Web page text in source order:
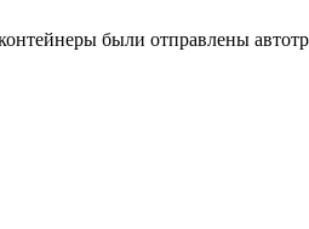
были отправлены